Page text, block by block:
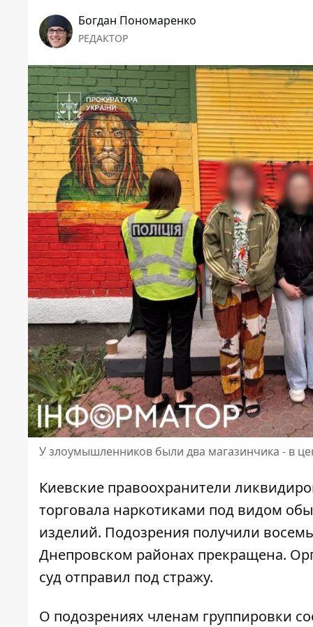
Богдан Пономаренко
РЕДАКТОР
У злоумышленников были два магазинчика - в
Киевские правоохранители
торговала наркотиками под видом
изделий. Подозрения получили
Днепровском районах прекращена.
суд отправил под стражу.
О подозрениях членам группировки